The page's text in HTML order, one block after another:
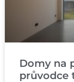
Domy na
průvodce